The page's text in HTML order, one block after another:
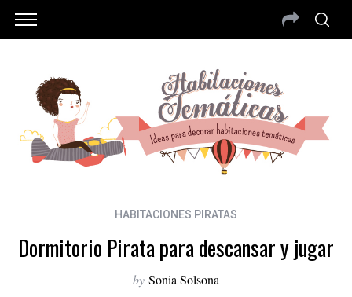
HABITACIONES PIRATAS
Dormitorio Pirata para descansar y jugar
by Sonia Solsona